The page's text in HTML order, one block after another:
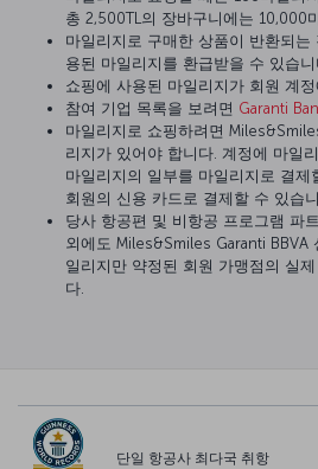
총 2,500TL의 장바구니에는 10,000
마일리지로 구매한 상품이 반환되
용된 마일리지를 환급받을 수 있습니
쇼핑에 사용된 마일리지가 회원 계
참여 기업 목록을 보려면 Garanti
마일리지로 쇼핑하려면
리지가 있어야 합니다. 계정에 마일
마일리지의 일부를 마일리지로 결제
회원의 신용 카드로 결제할 수 있습
당사 항공편 및 비항공 프로그램 파
외에도 Miles&Smiles Garanti BBVA
일리지만 약정된 회원 가맹점의 실
다.
단일 항공사 최다국 취항